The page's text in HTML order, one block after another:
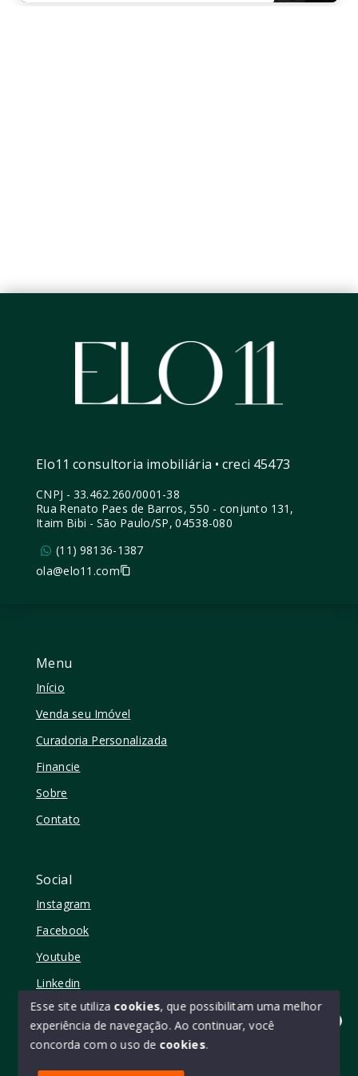
Olá! quer mudar de casa?
Menu
Início
Venda seu Imóvel
Curadoria Personalizada
Financie
Sobre
Contato
Social
Instagram
Facebook
Youtube
Linkedin
© Copyright 2026 - Elo11 consultoria imobiliária • creci
Elo11 consultoria imobiliária • creci 45473
CNPJ - 33.462.260/0001-38
Rua Renato Paes de Barros, 550 - conjunto 131,
Itaim Bibi - São Paulo/SP, 04538-080
(11) 98136-1387
ola@elo11.com
Esse site utiliza cookies, que possibilitam uma melhor
experiência de navegação. Ao continuar, você
concorda com o uso de cookies.